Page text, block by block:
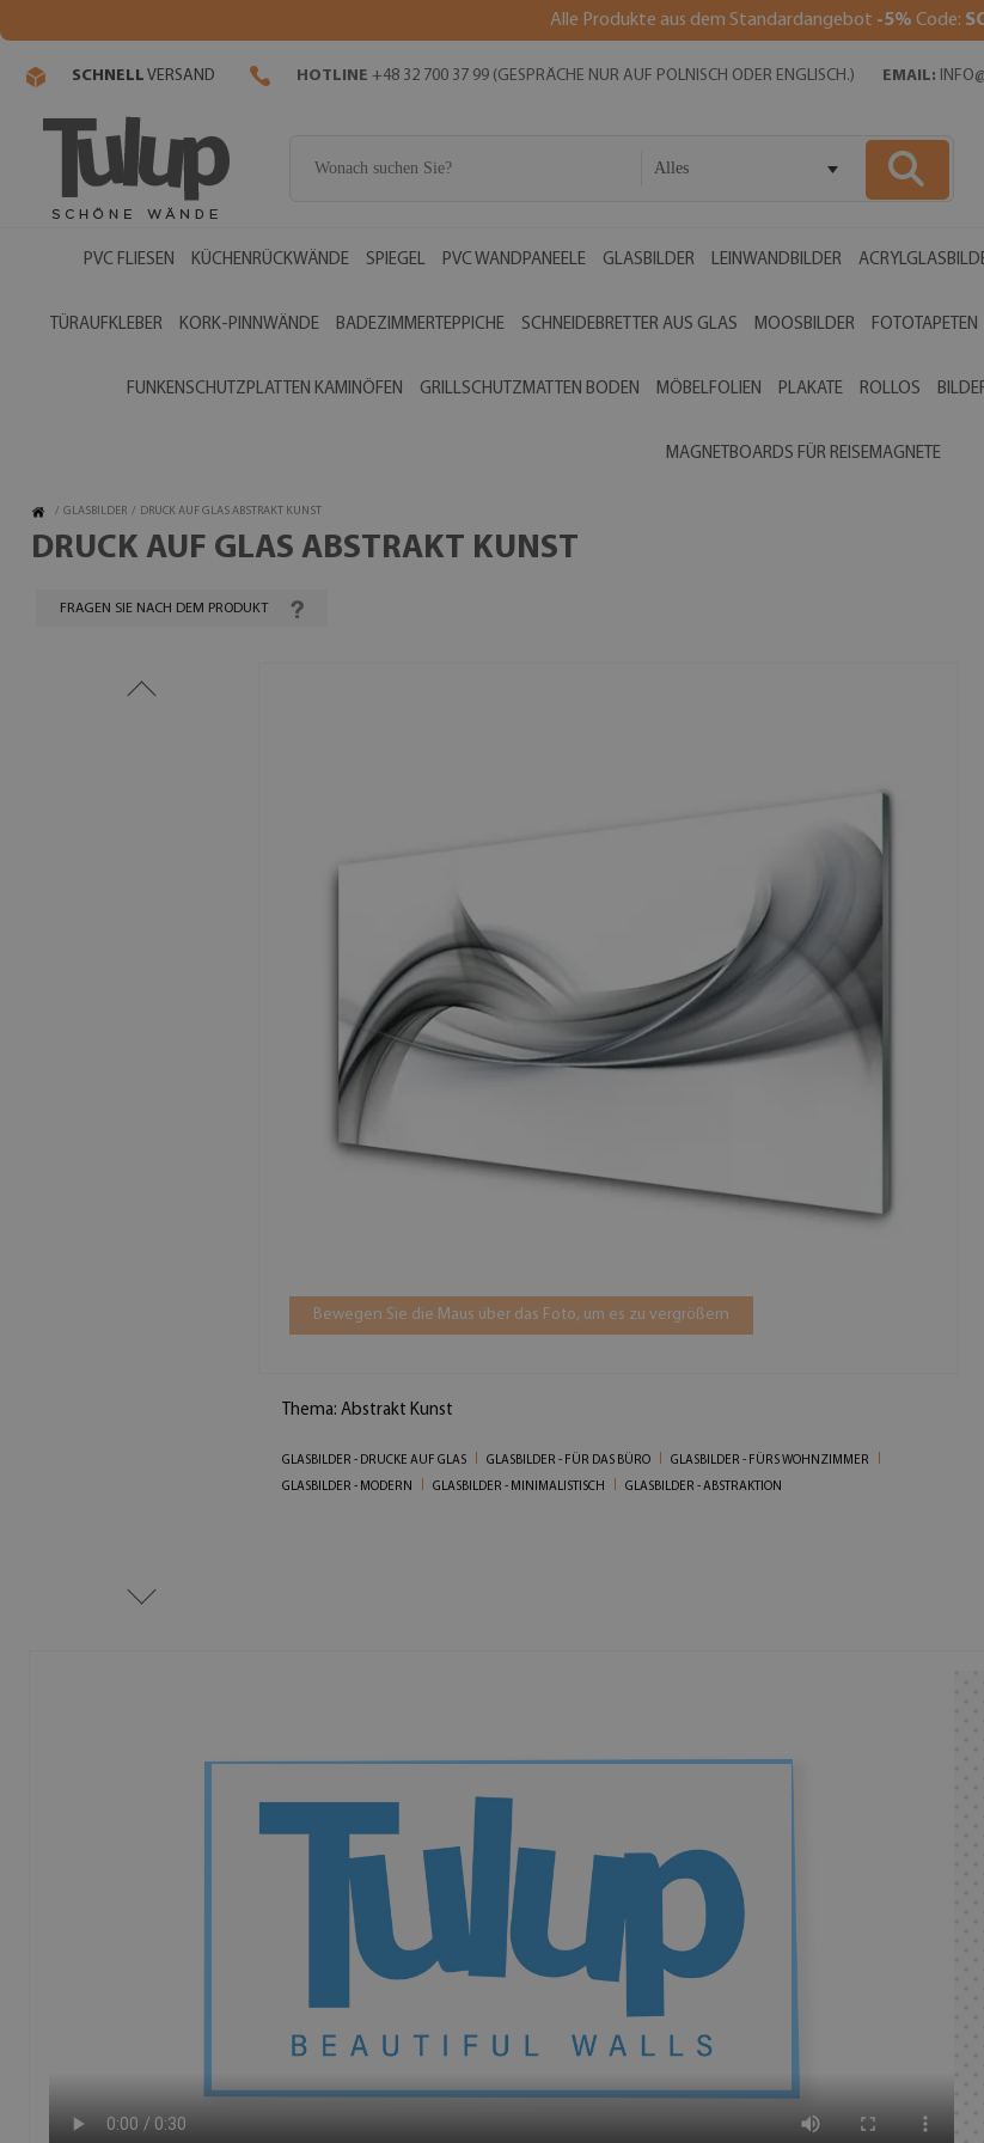
Alle Produkte aus dem Standardangebot -5% Code:
SCHNELL VERSAND HOTLINE +48 32 700 37 99 (GESPRÄCHE NUR AUF POLNISCH ODER ENGLISCH.) EMAIL:
Alles
PVC FLIESEN KÜCHENRÜCKWÄNDE SPIEGEL PVC WANDPANEELE GLASBILDER LEINWANDBILDER
TÜRAUFKLEBER KORK-PINNWÄNDE BADEZIMMERTEPPICHE SCHNEIDEBRETTER AUS GLAS MOOSBILDER FOTOTAPETEN
FUNKENSCHUTZPLATTEN KAMINÖFEN GRILLSCHUTZMATTEN BODEN MÖBELFOLIEN PLAKATE ROLLOS
MAGNETBOARDS FÜR REISEMAGNETE
/ GLASBILDER / DRUCK AUF GLAS ABSTRAKT KUNST
DRUCK AUF GLAS ABSTRAKT KUNST
FRAGEN SIE NACH DEM PRODUKT
Bewegen Sie die Maus über das Foto, um es zu vergrößern
Thema: Abstrakt Kunst
GLASBILDER - DRUCKE AUF GLAS GLASBILDER - FÜR DAS BÜRO
GLASBILDER - FÜRS WOHNZIMMER
GLASBILDER - MODERN
GLASBILDER - MINIMALISTISCH GLASBILDER - ABSTRAKTION